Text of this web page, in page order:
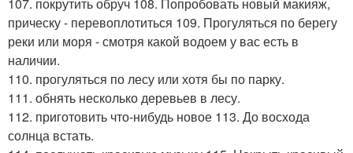
107. покрутить обруч 108. Попробовать новый макияж,
прическу - перевоплотиться 109. Прогуляться по берегу
реки или моря - смотря какой водоем у вас есть в
наличии.
110. прогуляться по лесу или хотя бы по парку.
111. обнять несколько деревьев в лесу.
112. приготовить что-нибудь новое 113. До восхода
солнца встать.